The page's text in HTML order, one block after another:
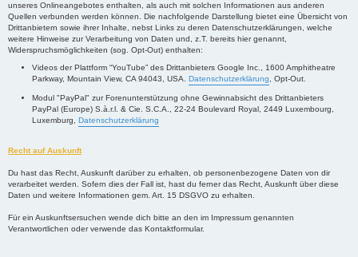
unseres Onlineangebotes enthalten, als auch mit solchen Informationen aus anderen
Quellen verbunden werden können. Die nachfolgende Darstellung bietet eine Übersicht von
Drittanbietern sowie ihrer Inhalte, nebst Links zu deren Datenschutzerklärungen, welche
weitere Hinweise zur Verarbeitung von Daten und, z.T. bereits hier genannt,
Widerspruchsmöglichkeiten (sog. Opt-Out) enthalten:
Videos der Plattform “YouTube” des Drittanbieters Google Inc., 1600 Amphitheatre
Parkway, Mountain View, CA 94043, USA. Datenschutzerklärung , Opt-Out.
Modul "PayPal" zur Forenunterstützung ohne Gewinnabsicht des Drittanbieters
PayPal (Europe) S.à.r.l. & Cie. S.C.A., 22-24 Boulevard Royal, 2449 Luxembourg,
Luxemburg, Datenschutzerklärung
Recht auf Auskunft
Du hast das Recht, Auskunft darüber zu erhalten, ob personenbezogene Daten von dir
verarbeitet werden. Sofern dies der Fall ist, hast du ferner das Recht, Auskunft über diese
Daten und weitere Informationen gem. Art. 15 DSGVO zu erhalten.
Für ein Auskunftsersuchen wende dich bitte an den im Impressum genannten
Verantwortlichen oder verwende das Kontaktformular.